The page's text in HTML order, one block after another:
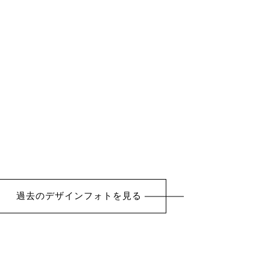
過去のデザインフォトを見る